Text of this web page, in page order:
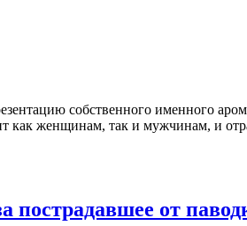
собственного именного
как женщинам, так и мужчинам, и
пострадавшее от